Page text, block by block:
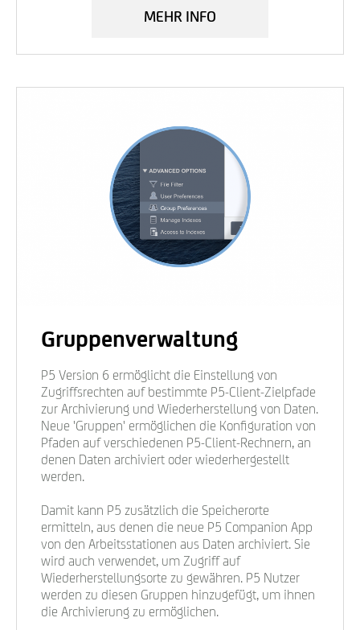
MEHR INFO
Gruppenverwaltung
P5 Version 6 ermöglicht die Einstellung von
Zugriffsrechten auf bestimmte P5-Client-Zielpfade
zur Archivierung und Wiederherstellung von Daten.
Neue 'Gruppen' ermöglichen die Konfiguration von
Pfaden auf verschiedenen P5-Client-Rechnern, an
denen Daten archiviert oder wiederhergestellt
werden.
Damit kann P5 zusätzlich die Speicherorte
ermitteln, aus denen die neue P5 Companion App
von den Arbeitsstationen aus Daten archiviert. Sie
wird auch verwendet, um Zugriff auf
Wiederherstellungsorte zu gewähren. P5 Nutzer
werden zu diesen Gruppen hinzugefügt, um ihnen
die Archivierung zu ermöglichen.